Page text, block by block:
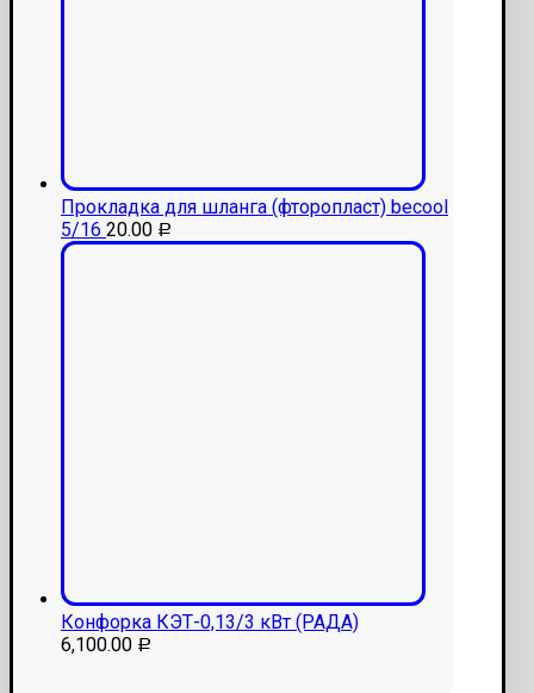
Прокладка для шланга (фторопласт) becool
5/16 20.00 Р
Конфорка КЭТ-0,13/3 кВт (РАДА)
6,100.00 Р